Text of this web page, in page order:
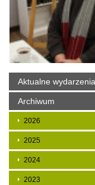
Aktualne wydarzenia
Archiwum
2026
2025
2024
2023